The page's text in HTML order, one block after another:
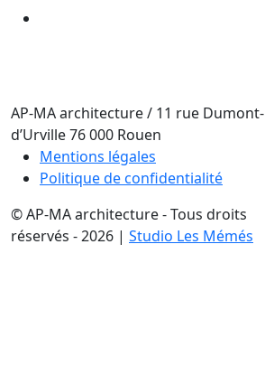
AP-MA architecture/ 11 rue Dumont-
d’Urville76 000 Rouen
Mentions légales
Politique de confidentialité
© AP-MA architecture - Tous droits
réservés - 2026 | Studio Les Mémés